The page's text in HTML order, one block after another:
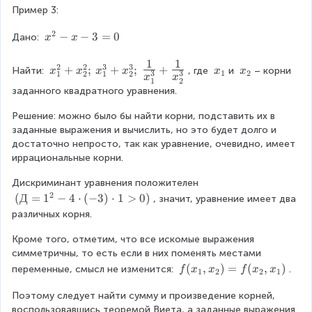
^
2
}
4
a
2
}
}
+
\
L
a
g
e
\
a
c
2
}
m
\
q
rt
{
\l
t(
-
\f
a
c
{
}
fr
c
b
{
}
}
,
q
=
{
\
L
a
r
g
e
fr
o
x
2
\
a
c
{
c
}
{
a
}
=
q
\
e
n
d
fr
c
1
9
7
}
{
2
}
}
\
le
ft
ri
g
t
a
e
}
_
+
x
_
2
=
-
8
\
\
_
1
\
d
o
gi
n
{
c
s
e
}
x
_
1
x
_
2
-
8
=
9
Пример 3:
Дано: x
x
3
=
0
x2 − x − 3 = 0
Найти: x
1
2
+
x
_
^
;
x
_
1
3
x1
2 + x2
2; x1
3 + x2
3; x1
3
1 + x2
3
1
, где x
x1 и x
x2 – корни
заданного квадратного уравнения.
Решение: можно было бы найти корни, подставить их в
заданные выражения и вычислить, но это будет долго и
достаточно непросто, так как уравнение, очевидно, имеет
иррациональные корни.
Дискриминант уравнения положителен
(
Д
1
^
2
4
(Д = 12 − 4 ⋅ (−3) ⋅ 1 > 0) , значит, уравнение имеет два
различных корня.
Кроме того, отметим, что все искомые выражения
симметричны, то есть если в них поменять местами
переменные, смысл не изменится:
f(
_
f(x1 , x2) = f(x2, x1 ) .
Поэтому следует найти сумму и произведение корней,